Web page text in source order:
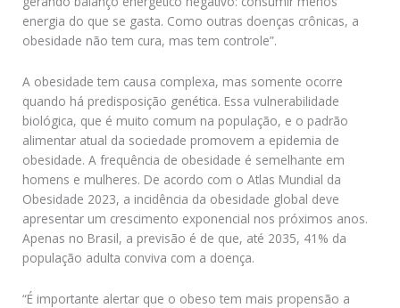
energia do que se gasta. Como outras doenças crônicas, a
obesidade não tem cura, mas tem controle”.
A obesidade tem causa complexa, mas somente ocorre
quando há predisposição genética. Essa vulnerabilidade
biológica, que é muito comum na população, e o padrão
alimentar atual da sociedade promovem a epidemia de
obesidade. A frequência de obesidade é semelhante em
homens e mulheres. De acordo com o Atlas Mundial da
Obesidade 2023, a incidência da obesidade global deve
apresentar um crescimento exponencial nos próximos anos.
Apenas no Brasil, a previsão é de que, até 2035, 41% da
população adulta conviva com a doença.
“É importante alertar que o obeso tem mais propensão a